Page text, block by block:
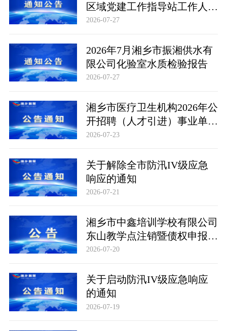
区域党建工作指导站工作人员
公告
2026-07-27
2026年7月湘乡市振湘供水有
限公司化验室水质检验报告
2026-07-27
湘乡市医疗卫生机构2026年公
开招聘（人才引进）事业单位
专业技术人员体检情况、取消
二批）
2026-07-23
关于解除全市防汛IV级应急
响应的通知
2026-07-21
湘乡市中鑫培训学校有限公司
东山教学点注销暨债权申报公
告
2026-07-20
关于启动防汛IV级应急响应
的通知
2026-07-19